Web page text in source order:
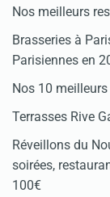
Nos meilleurs
Brasseries à
Parisiennes en
Nos 10
Terrasses Rive
Réveillons du
soirées,
100€